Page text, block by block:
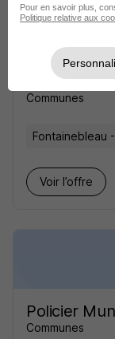
Policier
Communes
Fontainebleau
Voir l’offre
Policier
Communes
Pour en savoir plus,
Politique relative aux